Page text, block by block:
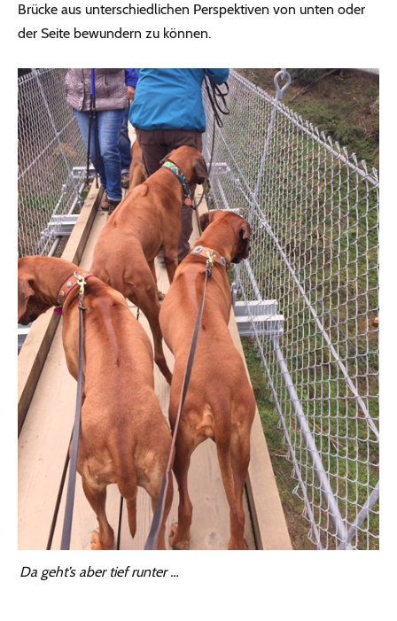
Brücke aus unterschiedlichen Perspektiven von unten oder
der Seite bewundern zu können.
Da geht’s aber tief runter …